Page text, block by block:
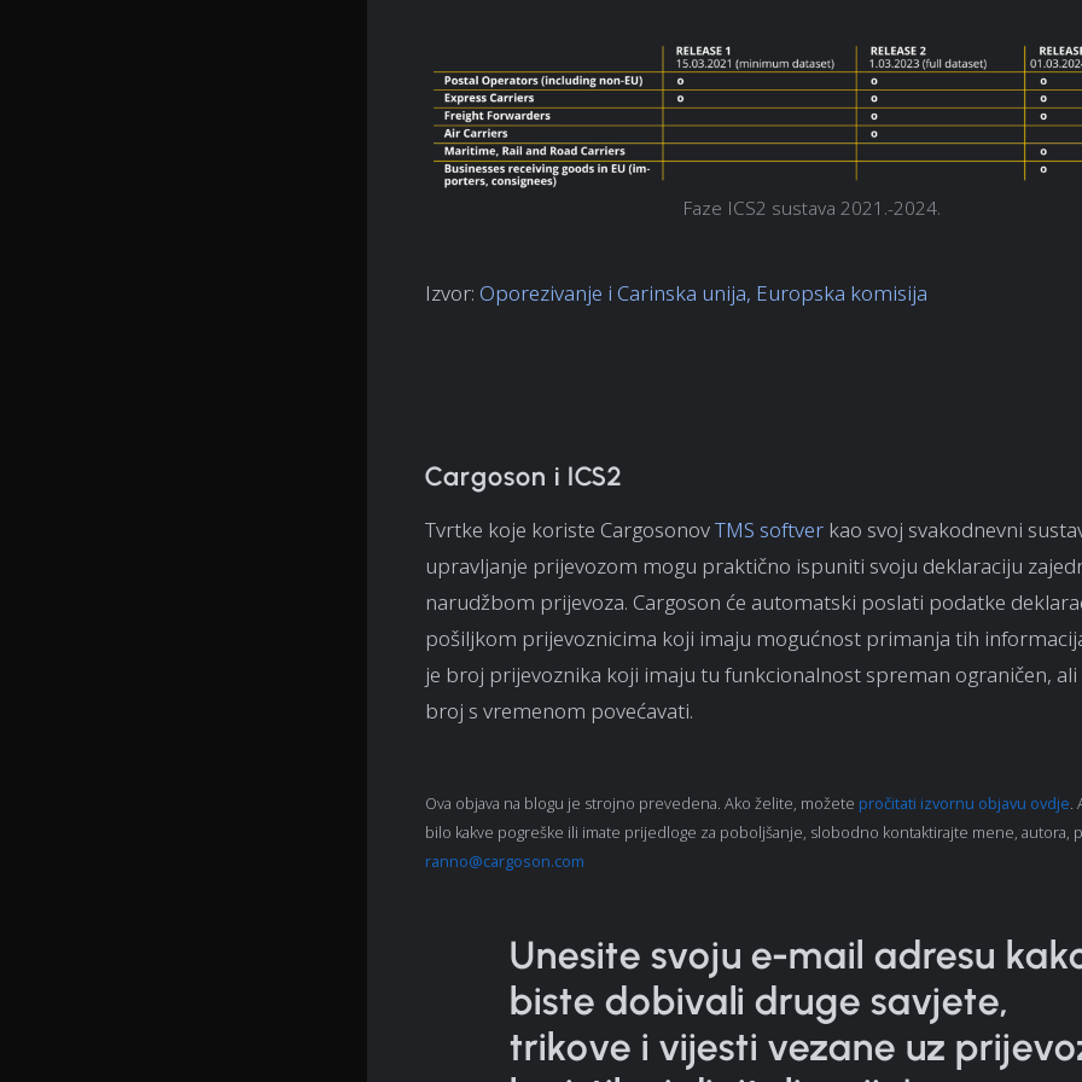
Faze ICS2 sustava 2021.-2024.
Izvor: Oporezivanje i Carinska unija, Europska komisija
Cargoson i ICS2
Tvrtke koje koriste CargosonovTMS softver kao svoj svakodnevni
upravljanje prijevozom mogu praktično ispuniti svoju deklaraciju
narudžbom prijevoza. Cargoson će automatski poslati podatke
pošiljkom prijevoznicima koji imaju mogućnost primanja tih
je broj prijevoznika koji imaju tu funkcionalnost spreman ograničen, ali
broj s vremenom povećavati.
Ova objava na blogu je strojno prevedena. Ako želite, možete pročitati izvornu objavu ovdje.
bilo kakve pogreške ili imate prijedloge za poboljšanje, slobodno kontaktirajte mene, autora,
ranno@cargoson.com
Unesite svoju e-mail adresu
biste dobivali druge savjete,
trikove i vijesti vezane uz